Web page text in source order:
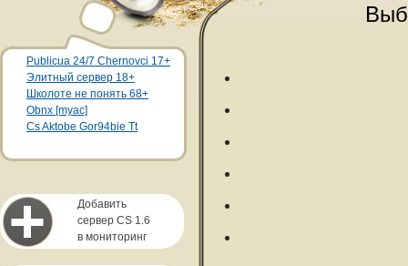
Publicua 24/7 Chernovci 17+
Элитный сервер 18+
Школоте не понять 68+
Obnx [myac]
Cs Aktobe Gor94bie Tt
Добавить
сервер CS 1.6
в мониторинг